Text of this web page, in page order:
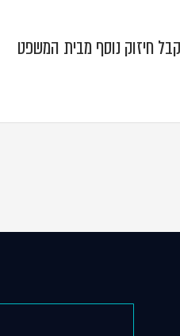
חיזוק נוסף מבית המשפט